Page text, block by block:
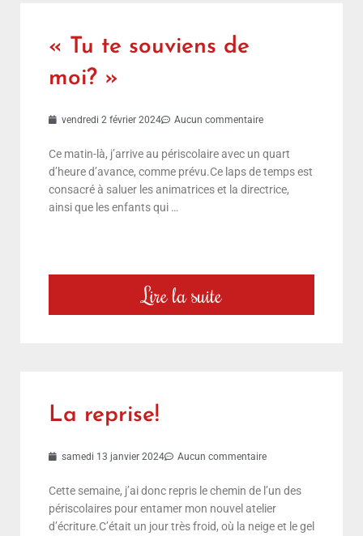
« Tu te souviens de
moi? »
vendredi 2 février 2024 Aucun commentaire
Ce matin-là, j’arrive au périscolaire avec un quart
d’heure d’avance, comme prévu.Ce laps de temps est
consacré à saluer les animatrices et la directrice,
ainsi que les enfants qui …
Lire la suite
La reprise!
samedi 13 janvier 2024 Aucun commentaire
Cette semaine, j’ai donc repris le chemin de l’un des
périscolaires pour entamer mon nouvel atelier
d’écriture.C’était un jour très froid, où la neige et le gel